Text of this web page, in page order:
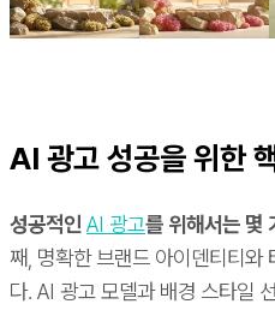
AI 광고 성공을 위한
성공적인 AI 광고를 위해서는 몇
째, 명확한 브랜드 아이덴티티와
다. AI 광고 모델과 배경 스타일